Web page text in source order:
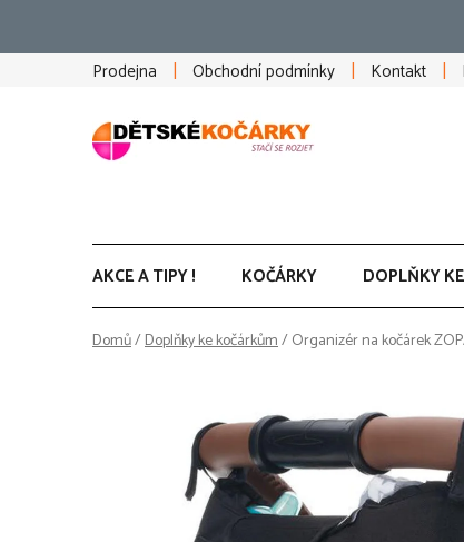
obsah
Prodejna
Obchodní podmínky Kontakt
AKCE A TIPY ! KOČÁRKY DOPLŇKY
Domů/Doplňky ke kočárkům/Organizér na kočárek